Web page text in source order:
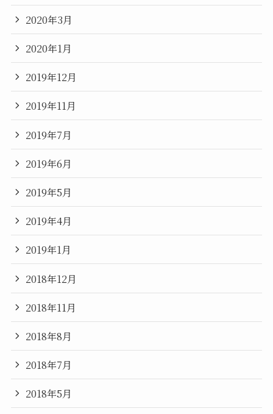
2020年3月
2020年1月
2019年12月
2019年11月
2019年7月
2019年6月
2019年5月
2019年4月
2019年1月
2018年12月
2018年11月
2018年8月
2018年7月
2018年5月